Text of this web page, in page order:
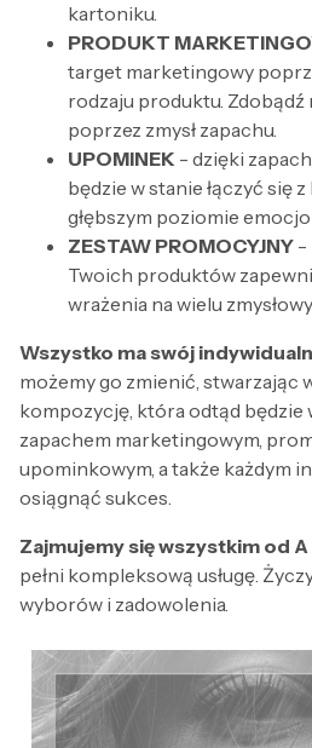
kartoniku.
PRODUKT
target marketingowy
rodzaju produktu.
poprzez zmysł zapachu.
UPOMINEK - dzięki
będzie w stanie łączyć się
głębszym poziomie
ZESTAW PROMOCYJNY -
Twoich produktów
wrażenia na wielu
Wszystko ma swój
możemy go zmienić, stwarzając
kompozycję, która odtąd będzie
zapachem marketingowym,
upominkowym, a także każdym
osiągnąć sukces.
Zajmujemy się wszystkim od A
pełni kompleksową usługę.
wyborów i zadowolenia.